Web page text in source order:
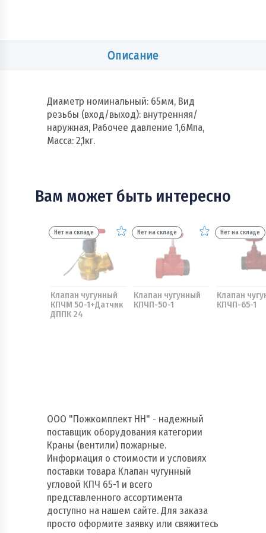
Описание
Диаметр номинальный: 65мм, Вид
резьбы (вход/выход): внутренняя/
наружная, Рабочее давление 1,6Мпа,
Масса: 2,1кг.
Вам может быть интересно
Нет на складе
Клапан чугунный
КПЧМ 50-1+Датчик
ДППК 24
Нет на складе
Клапан чугунный
КПЧП-50-1
Нет на складе
Клапан
КПЧП-65-1
ООО "Пожкомплект НН" - надежный
поставщик оборудования категории
Краны (вентили) пожарные.
Информация о стоимости и условиях
поставки товара Клапан чугунный
угловой КПЧ 65-1 и всего
представленного ассортимента
доступно на нашем сайте. Для заказа
просто оформите заявку или свяжитесь